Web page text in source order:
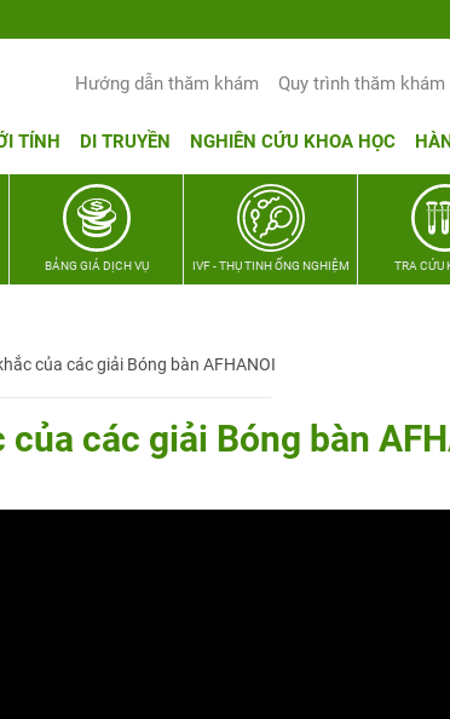
Hướng dẫn thăm khám Quy trình thăm khám
TÍNH DI TRUYỀN NGHIÊN CỨU KHOA HỌC
BẢNG GIÁ DỊCH VỤ IVF - THỤ TINH ỐNG NGHIỆM TRA CỨU
của các giải Bóng bàn AFHANOI
của các giải Bóng bàn